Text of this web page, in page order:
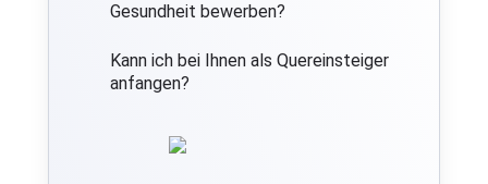
Gesundheit bewerben?
Kann ich bei Ihnen als Quereinsteiger
anfangen?